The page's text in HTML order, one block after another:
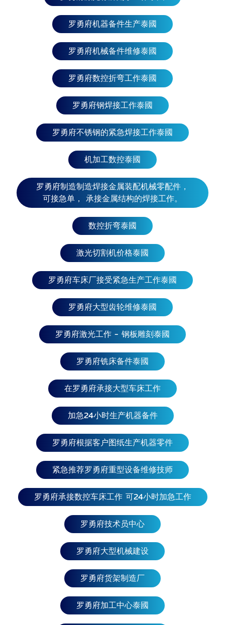
世洛府, 碧差汶府 春武里府、达叻府、巴真武里府、
罗勇府、沙缴府、尖竹汶府、北柳府、北碧府、来兴
府、班武里府、碧差汶府、叻丕府 孔敬府、猜也奔
府、那空拍侬府、呵叻府、加拉信府、汶干府、武里
南府、玛哈沙拉堪府、莫拉限府、益梭通府、黎逸
府、黎府、沙功那空府、素辇府、四色菊府、廊开
府、廊布阿兰普府、乌隆府、乌汶府、安娜吉·查伦 那
空是贪玛叻府、攀牙府、博他仑府、普吉岛、拉廊
府、董里府、也拉府、那拉提瓦府、北大年府 泰国罗
勇府D-PATT 车床公司，符合ISO 9001 : 2015 标
准，接受生产订单和工业机械备件保养维修，可接急
单，出厂价优惠。 东南亚国家：新加坡、马来西亚、
文莱达鲁萨兰国、印度尼西亚、柬埔寨、越南、菲律
宾、东帝汶、老挝、缅甸 东亚国家：中国、日本、朝
鲜、韩国、台湾、蒙古、香港、澳门 西南亚国家 ：巴
林、塞浦路斯、伊朗、伊拉克、以色列、约旦、科威
拜疆、埃及、格鲁吉亚、巴勒斯坦 北亚国家： 西伯利
尔维亚、丹麦、挪威、荷 兰、波斯尼亚和黑塞哥维
那、保加利亚、比利时、白俄罗斯、葡萄牙、波兰、
法国、芬兰、黑山、摩尔多瓦、马耳他、北马其顿、
摩纳哥、乌克兰、 德国、俄罗斯、罗马尼亚、卢森
堡、拉脱维亚、列支敦士登、立陶宛、梵蒂冈 城、西
班牙、斯洛伐克、斯洛文尼亚、瑞士、瑞典、英国、
冰岛、匈牙利、科索沃 北美国家： 美国、加拿大、哥
斯达黎加、古巴、多米尼加共和国、萨尔瓦多、格 南
美洲：巴西、阿根廷、厄瓜多尔、乌拉圭、福克兰群
岛、委内瑞拉、秘鲁、 巴拉圭、玻利维亚、苏里南、
智利、哥伦比亚、圭亚那。 陵兰岛、格拉纳达、瓜德
罗普岛、危地马拉、总部、洪都拉斯、牙买加、墨西
克兰群岛、委内瑞拉、秘鲁、 巴拉圭、玻利维亚、苏
罗勇府机器备件生产泰國
罗勇府机械备件维修泰國
罗勇府数控折弯工作泰國
罗勇府钢焊接工作泰國
罗勇府不锈钢的紧急焊接工作泰國
机加工数控泰國
罗勇府制造制造焊接金属装配机械零配件，
可接急单， 承接金属结构的焊接工作。
数控折弯泰國
激光切割机价格泰國
罗勇府车床厂接受紧急生产工作泰國
罗勇府大型齿轮维修泰國
罗勇府激光工作 - 钢板雕刻泰國
罗勇府铣床备件泰國
在罗勇府承接大型车床工作
加急24小时生产机器备件
罗勇府根据客户图纸生产机器零件
紧急推荐罗勇府重型设备维修技师
罗勇府承接数控车床工作 可24小时加急工作
罗勇府技术员中心
罗勇府大型机械建设
罗勇府货架制造厂
罗勇府加工中心泰國